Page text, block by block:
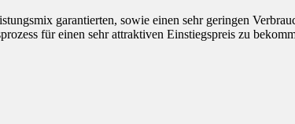
garantierten, sowie einen sehr geringen
für einen sehr attraktiven Einstiegspreis zu